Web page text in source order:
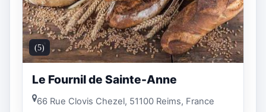
(5)
Le Fournil de Sainte-Anne
66 Rue Clovis Chezel, 51100 Reims, France